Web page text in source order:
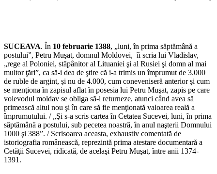
SUCEAVA. În 10 februarie 1388, „luni, în prima săptămână a
postului”, Petru Muşat, domnul Moldovei, îi scria lui Vladislav,
„rege al Poloniei, stăpânitor al Lituaniei şi al Rusiei şi domn al mai
multor ţări”, ca să-i dea de ştire că i-a trimis un împrumut de 3.000
de ruble de argint, şi nu de 4.000, cum coneveniseră anterior şi cum
se menţiona în zapisul aflat în posesia lui Petru Muşat, zapis pe care
voievodul moldav se obliga să-l returneze, atunci când avea să
primească altul nou şi în care să fie menţionată valoarea reală a
împrumutului. / „Şi s-a scris cartea în Cetatea Sucevei, luni, în prima
săptămână a postului, sub pecetea noastră, în anul naşterii Domnului
1000 şi 388”. / Scrisoarea aceasta, exhaustiv comentată de
istoriografia românească, reprezintă prima atestare documentară a
Cetăţii Sucevei, ridicată, de acelaşi Petru Muşat, între anii 1374-
1391.